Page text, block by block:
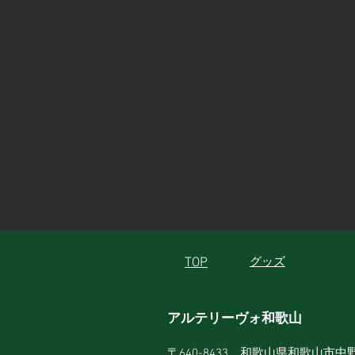
TOP グッズ
アルテリーヴォ和歌山